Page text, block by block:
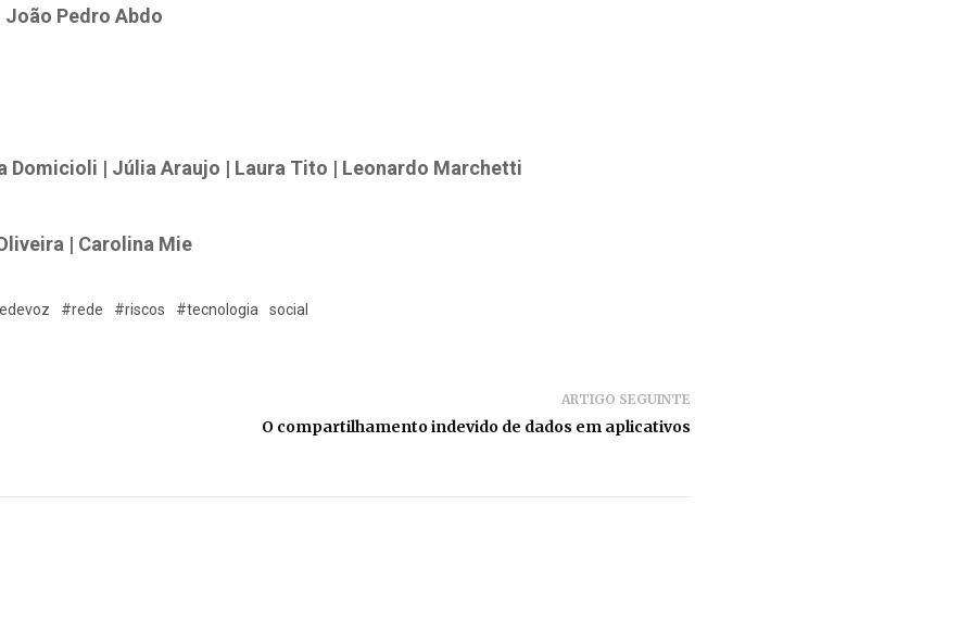
Pedro Abdo
Domicioli | Júlia Araujo | Laura Tito | Leonardo Marchetti
| Carolina Mie
#rede #riscos #tecnologia social
ARTIGO SEGUINTE
O compartilhamento indevido de dados em aplicativos